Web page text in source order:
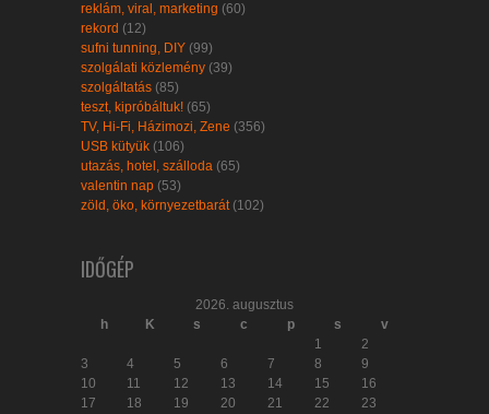
reklám, viral, marketing (60)
rekord (12)
sufni tunning, DIY (99)
szolgálati közlemény (39)
szolgáltatás (85)
teszt, kipróbáltuk! (65)
TV, Hi-Fi, Házimozi, Zene (356)
USB kütyük (106)
utazás, hotel, szálloda (65)
valentin nap (53)
zöld, öko, környezetbarát(102)
IDŐGÉP
2026. augusztus
h
K s c p s
v
1
2
3
4 5 6 7 8
9
10
11 12 13 14 15
16
17
18 19 20 21 22
23